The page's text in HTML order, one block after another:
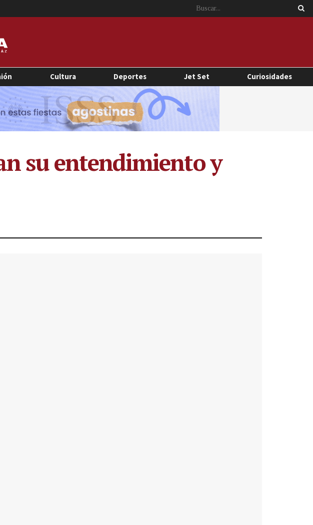
Cultura Deportes Jet Set Curiosidades
su entendimiento y